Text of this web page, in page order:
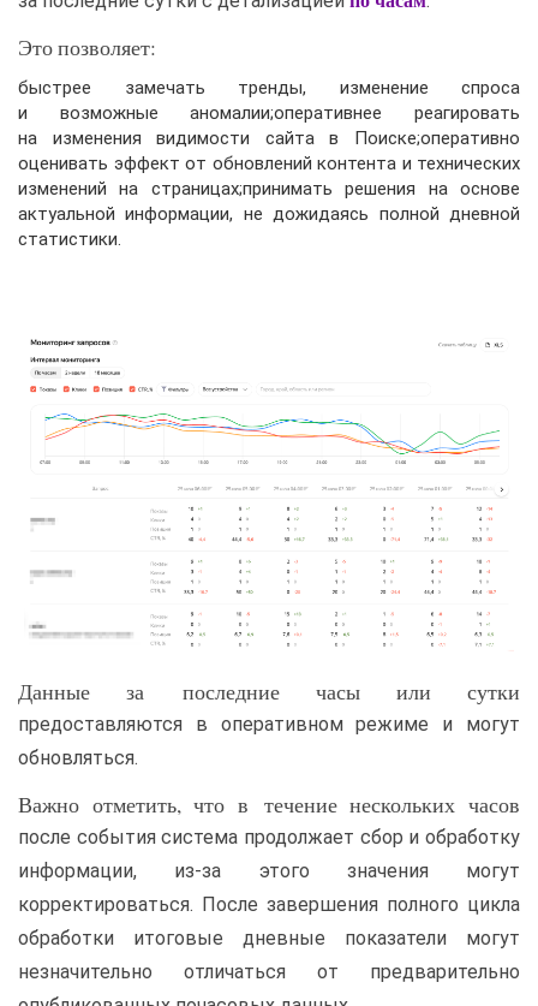
Это позволяет:
быстрее замечать тренды, изменение спроса
и возможные аномалии;оперативнее реагировать
на изменения видимости сайта в Поиске;оперативно
оценивать эффект от обновлений контента и технических
изменений на страницах;принимать решения на основе
актуальной информации, не дожидаясь полной дневной
статистики.
Данные за последние часы или сутки
предоставляются в оперативном режиме и могут
обновляться.
Важно отметить, что в течение нескольких часов
после события система продолжает сбор и обработку
информации, из-за этого значения могут
корректироваться. После завершения полного цикла
обработки итоговые дневные показатели могут
незначительно отличаться от предварительно